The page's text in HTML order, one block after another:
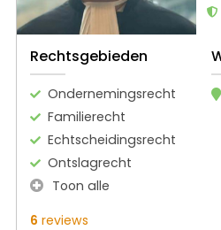
Rechtsgebieden
Ondernemingsrecht
Familierecht
Echtscheidingsrecht
Ontslagrecht
Toon alle
6 reviews